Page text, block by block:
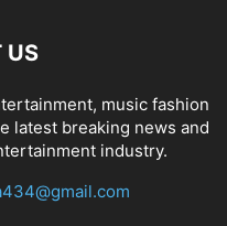
US
music fashion
latest breaking news and
industry.